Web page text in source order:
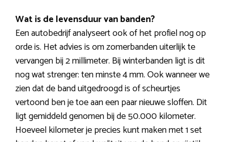
Wat is de levensduur van banden?
Een autobedrijf analyseert ook of het profiel nog op
orde is. Het advies is om zomerbanden uiterlijk te
vervangen bij 2 millimeter. Bij winterbanden ligt is dit
nog wat strenger: ten minste 4 mm. Ook wanneer we
zien dat de band uitgedroogd is of scheurtjes
vertoond ben je toe aan een paar nieuwe sloffen. Dit
ligt gemiddeld genomen bij de 50.000 kilometer.
Hoeveel kilometer je precies kunt maken met 1 set